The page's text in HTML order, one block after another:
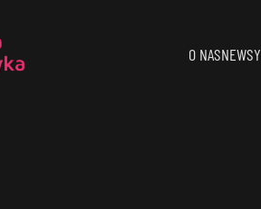
O NASNEWSY